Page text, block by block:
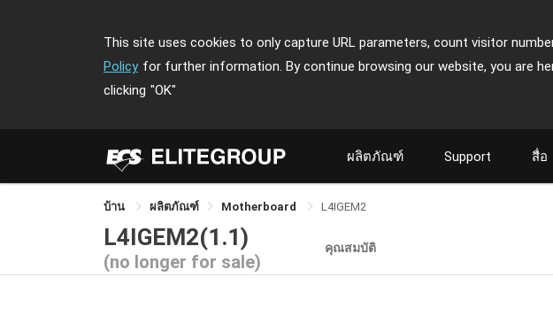
This site uses cookies to only capture URL parameters, count visitor
Policy for further information. By continue browsing our website, you are
clicking "OK"
ผลิตภัณฑ์ Support สื่อ
บ้าน ผลิตภัณฑ์ Motherboard L4IGEM2
L4IGEM2(1.1)
(no longer for sale)
คุณสมบัติ